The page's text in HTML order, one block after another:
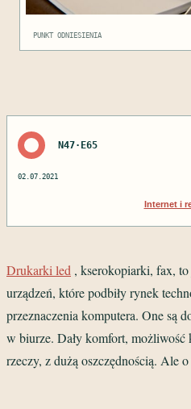
PUNKT ODNIESIENIA
N47·E65
02.07.2021
Internet i
Drukarki led , kserokopiarki, fax,
urządzeń, które podbiły rynek
przeznaczenia komputera. One są
w biurze. Dały komfort, możliwość
rzeczy, z dużą oszczędnością. Ale